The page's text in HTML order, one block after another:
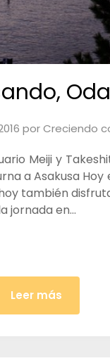
porCreciendo
Meiji y
a Asakusa Hoy
también
jornada en…
Leer más